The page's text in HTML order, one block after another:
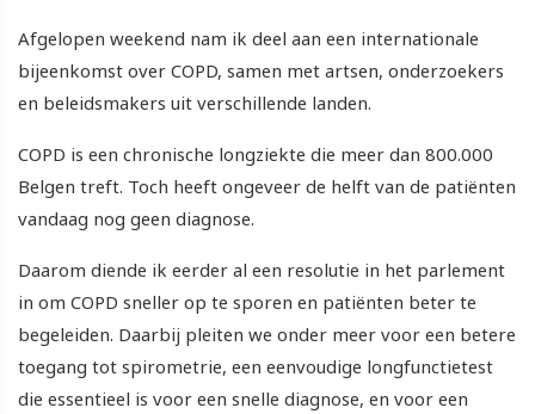
Afgelopen weekend nam ik deel aan een internationale
bijeenkomst over COPD, samen met artsen, onderzoekers
en beleidsmakers uit verschillende landen.
COPD is een chronische longziekte die meer dan 800.000
Belgen treft. Toch heeft ongeveer de helft van de patiënten
vandaag nog geen diagnose.
Daarom diende ik eerder al een resolutie in het parlement
in om COPD sneller op te sporen en patiënten beter te
begeleiden. Daarbij pleiten we onder meer voor een betere
toegang tot spirometrie, een eenvoudige longfunctietest
die essentieel is voor een snelle diagnose, en voor een